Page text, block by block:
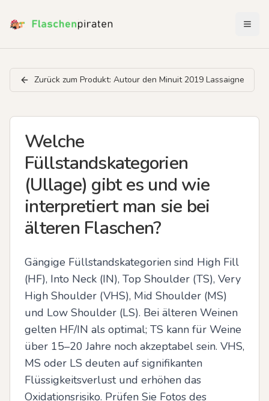
Zurück zum Produkt: Autour den Minuit 2019 Lassaigne
Welche
Füllstandskategorien
(Ullage) gibt es und wie
interpretiert man sie bei
älteren Flaschen?
Gängige Füllstandskategorien sind High Fill
(HF), Into Neck (IN), Top Shoulder (TS), Very
High Shoulder (VHS), Mid Shoulder (MS)
und Low Shoulder (LS). Bei älteren Weinen
gelten HF/IN als optimal; TS kann für Weine
über 15–20 Jahre noch akzeptabel sein. VHS,
MS oder LS deuten auf signifikanten
Flüssigkeitsverlust und erhöhen das
Oxidationsrisiko. Prüfen Sie Fotos des